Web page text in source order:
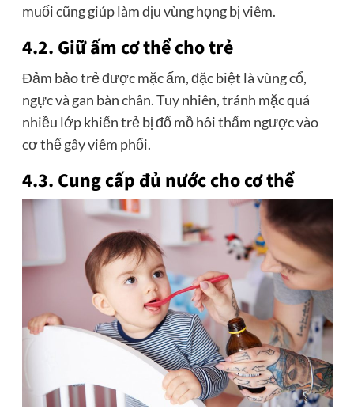
muối cũng giúp làm dịu vùng họng bị viêm.
4.2. Giữ ấm cơ thể cho trẻ
Đảm bảo trẻ được mặc ấm, đặc biệt là vùng cổ,
ngực và gan bàn chân. Tuy nhiên, tránh mặc quá
nhiều lớp khiến trẻ bị đổ mồ hôi thấm ngược vào
cơ thể gây viêm phổi.
4.3. Cung cấp đủ nước cho cơ thể